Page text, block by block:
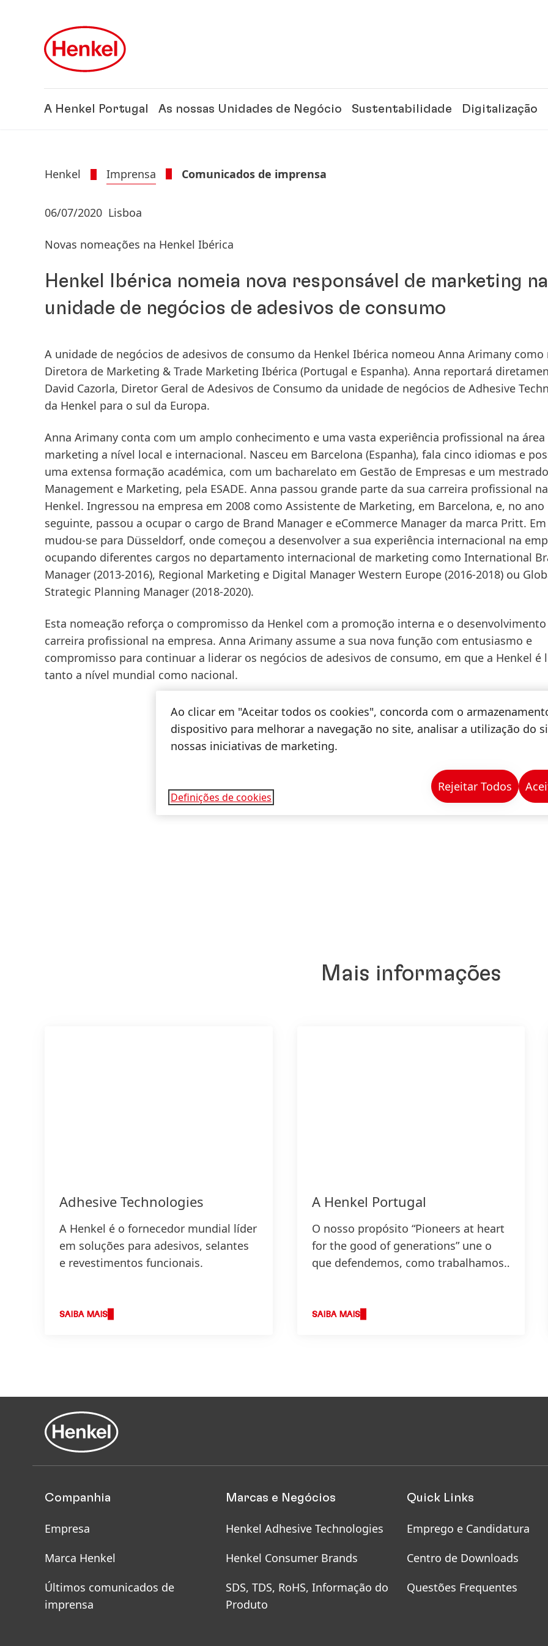
A Henkel Portugal As nossas Unidades de Negócio Sustentabilidade Digitalização
Henkel Imprensa Comunicados de imprensa
06/07/2020 Lisboa
Novas nomeações na Henkel Ibérica
Henkel Ibérica nomeia nova responsável de marketing na
unidade de negócios de adesivos de consumo
A unidade de negócios de adesivos de consumo da Henkel Ibérica nomeou Anna Arimany como
Diretora de Marketing & Trade Marketing Ibérica (Portugal e Espanha). Anna reportará
David Cazorla, Diretor Geral de Adesivos de Consumo da unidade de negócios de Adhesive
da Henkel para o sul da Europa.
Anna Arimany conta com um amplo conhecimento e uma vasta experiência profissional na área
marketing a nível local e internacional. Nasceu em Barcelona (Espanha), fala cinco idiomas e
uma extensa formação académica, com um bacharelato em Gestão de Empresas e um
Management e Marketing, pela ESADE. Anna passou grande parte da sua carreira profissional na
Henkel. Ingressou na empresa em 2008 como Assistente de Marketing, em Barcelona, e, no ano
seguinte, passou a ocupar o cargo de Brand Manager e eCommerce Manager da marca Pritt. Em
mudou-se para Düsseldorf, onde começou a desenvolver a sua experiência internacional na
ocupando diferentes cargos no departamento internacional de marketing como International
Manager (2013-2016), Regional Marketing e Digital Manager Western Europe (2016-2018) ou
Strategic Planning Manager (2018-2020).
Esta nomeação reforça o compromisso da Henkel com a promoção interna e o desenvolvimento
carreira profissional na empresa. Anna Arimany assume a sua nova função com entusiasmo e
compromisso para continuar a liderar os negócios de adesivos de consumo, em que a Henkel é
tanto a nível mundial como nacional.
Mais informações
Adhesive Technologies
A Henkel é o fornecedor mundial líder
em soluções para adesivos, selantes
e revestimentos funcionais.
SAIBA MAIS
A Henkel Portugal
O nosso propósito “Pioneers at heart
for the good of generations” une o
que defendemos, como trabalhamos
SAIBA MAIS
Companhia
Empresa
Marca Henkel
Últimos comunicados de
imprensa
Marcas e Negócios
Henkel Adhesive Technologies
Henkel Consumer Brands
SDS, TDS, RoHS, Informação do
Produto
Quick Links
Emprego e Candidatura
Centro de Downloads
Questões Frequentes
Ao clicar em "Aceitar todos os cookies", concorda com o
dispositivo para melhorar a navegação no site, analisar a utilização do
nossas iniciativas de marketing.
Definições de cookies
Rejeitar Todos